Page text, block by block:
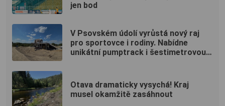
jen bod
V Psovském údolí vyrůstá nový raj
pro sportovce i rodiny. Nabídne
unikátní pumptrack i šestimetrovou
Otava dramaticky vysychá! Kraj
musel okamžitě zasáhnout